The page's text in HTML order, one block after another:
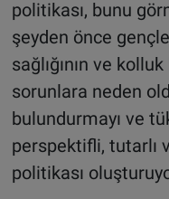
politikası, bunu
şeyden önce
sağlığının ve
sorunlara neden
bulundurmayı ve
perspektifli, tutarlı
politikası